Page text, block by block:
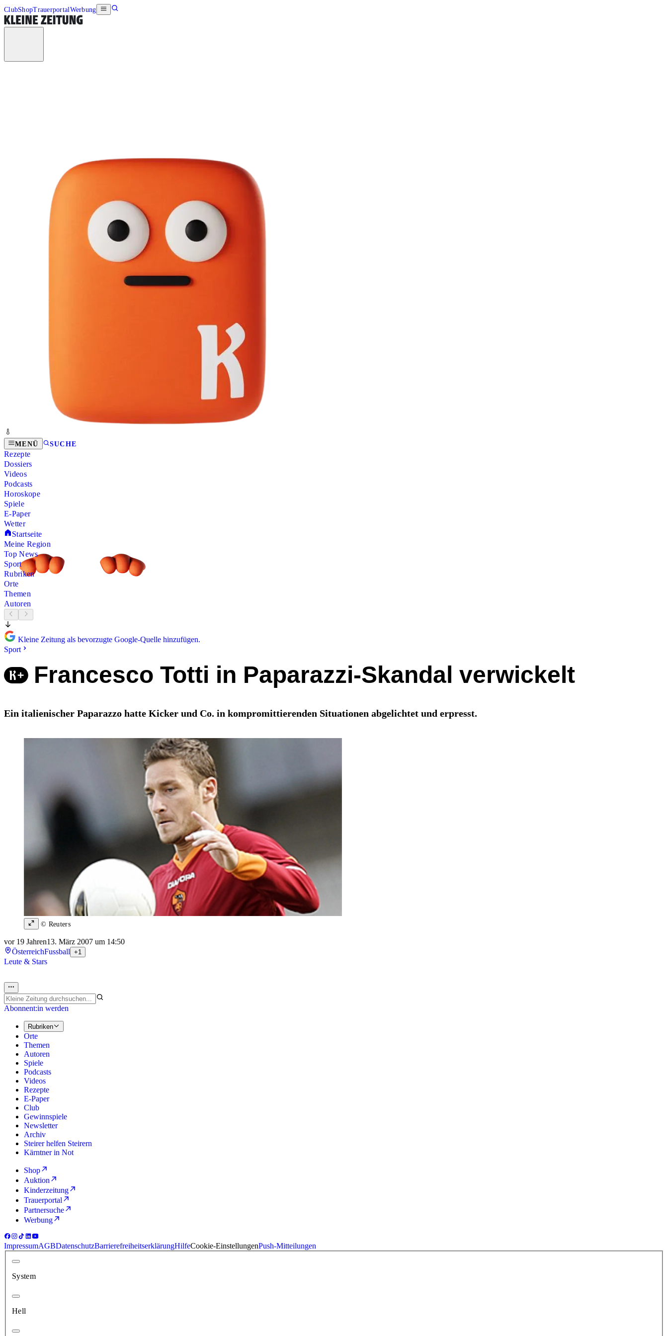
ClubShopTrauerportalWerbung
MENÜ SUCHE
Rezepte
Dossiers
Videos
Podcasts
Horoskope
Spiele
E-Paper
Wetter
Startseite
Meine Region
Top News
Sport
Rubriken
Orte
Themen
Autoren
Kleine Zeitung als bevorzugte Google-Quelle hinzufügen.
Sport
Francesco Totti in Paparazzi-Skandal verwickelt
Ein italienischer Paparazzo hatte Kicker und Co. in kompromittierenden Situationen abgelichtet und erpresst.
© Reuters
vor 19 Jahren13. März 2007 um 14:50
ÖsterreichFussball +1
Leute & Stars
Abonnent:in werden
Rubriken
Orte
Themen
Autoren
Spiele
Podcasts
Videos
Rezepte
E-Paper
Club
Gewinnspiele
Newsletter
Archiv
Steirer helfen Steirern
Kärntner in Not
Shop
Auktion
Kinderzeitung
Trauerportal
Partnersuche
Werbung
ImpressumAGBDatenschutzBarrierefreiheitserklärungHilfeCookie-EinstellungenPush-Mitteilungen
System
Hell